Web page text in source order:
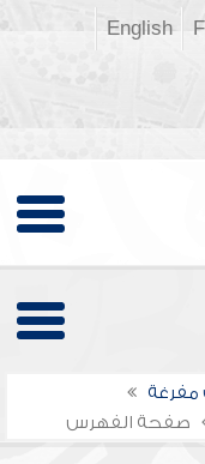
English
مفرغة
صفحة الفهرس